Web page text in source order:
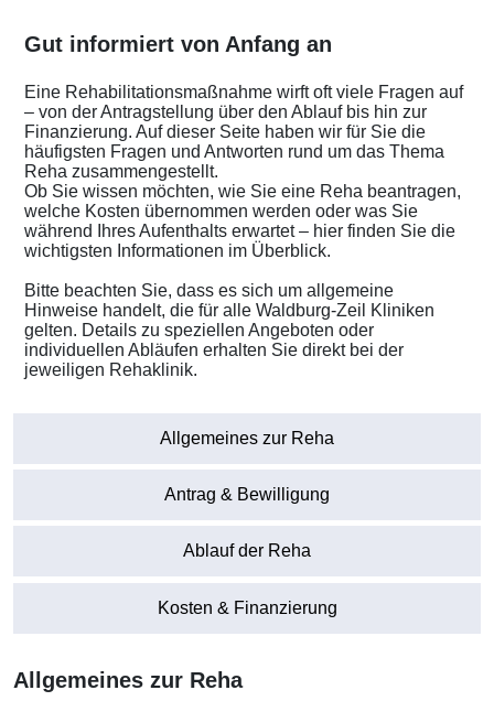
Gut informiert von Anfang an
Eine Rehabilitationsmaßnahme wirft oft viele Fragen auf
– von der Antragstellung über den Ablauf bis hin zur
Finanzierung. Auf dieser Seite haben wir für Sie die
häufigsten Fragen und Antworten rund um das Thema
Reha zusammengestellt.
Ob Sie wissen möchten, wie Sie eine Reha beantragen,
welche Kosten übernommen werden oder was Sie
während Ihres Aufenthalts erwartet – hier finden Sie die
wichtigsten Informationen im Überblick.
Bitte beachten Sie, dass es sich um allgemeine
Hinweise handelt, die für alle Waldburg-Zeil Kliniken
gelten. Details zu speziellen Angeboten oder
individuellen Abläufen erhalten Sie direkt bei der
jeweiligen Rehaklinik.
Allgemeines zur Reha
Antrag & Bewilligung
Ablauf der Reha
Kosten & Finanzierung
Allgemeines zur Reha